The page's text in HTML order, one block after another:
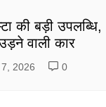
की बड़ी उपलब्धि,
वाली कार
2026 0